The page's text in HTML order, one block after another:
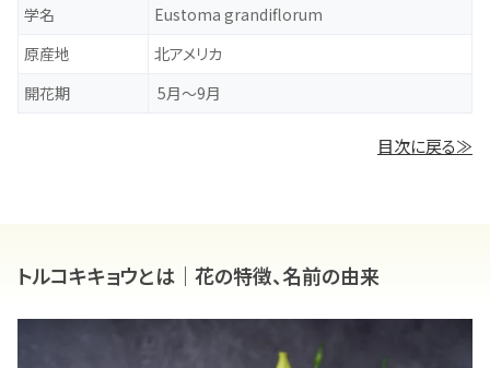
学名
Eustoma grandiflorum
原産地
北アメリカ
開花期
5月～9月
目次に戻る≫
トルコキキョウとは｜花の特徴、名前の由来